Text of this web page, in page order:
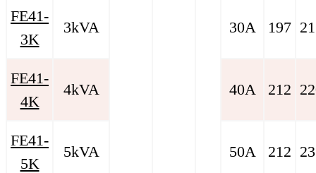
FE41-
3K
3kVA 30A 197
FE41-
4K
4kVA 40A 212
FE41-
5K
5kVA 50A 212